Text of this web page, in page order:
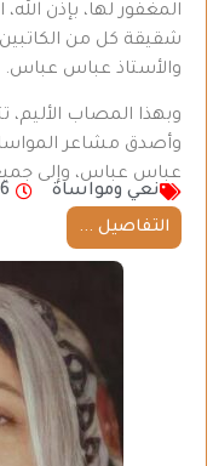
المغفور لها، بإذن
شقيقة كل من
والأستاذ عباس عباس.
وبهذا المصاب الأليم،
وأصدق مشاعر
عباس عباس، وإلى
نعي ومواساة
التفاصيل ...